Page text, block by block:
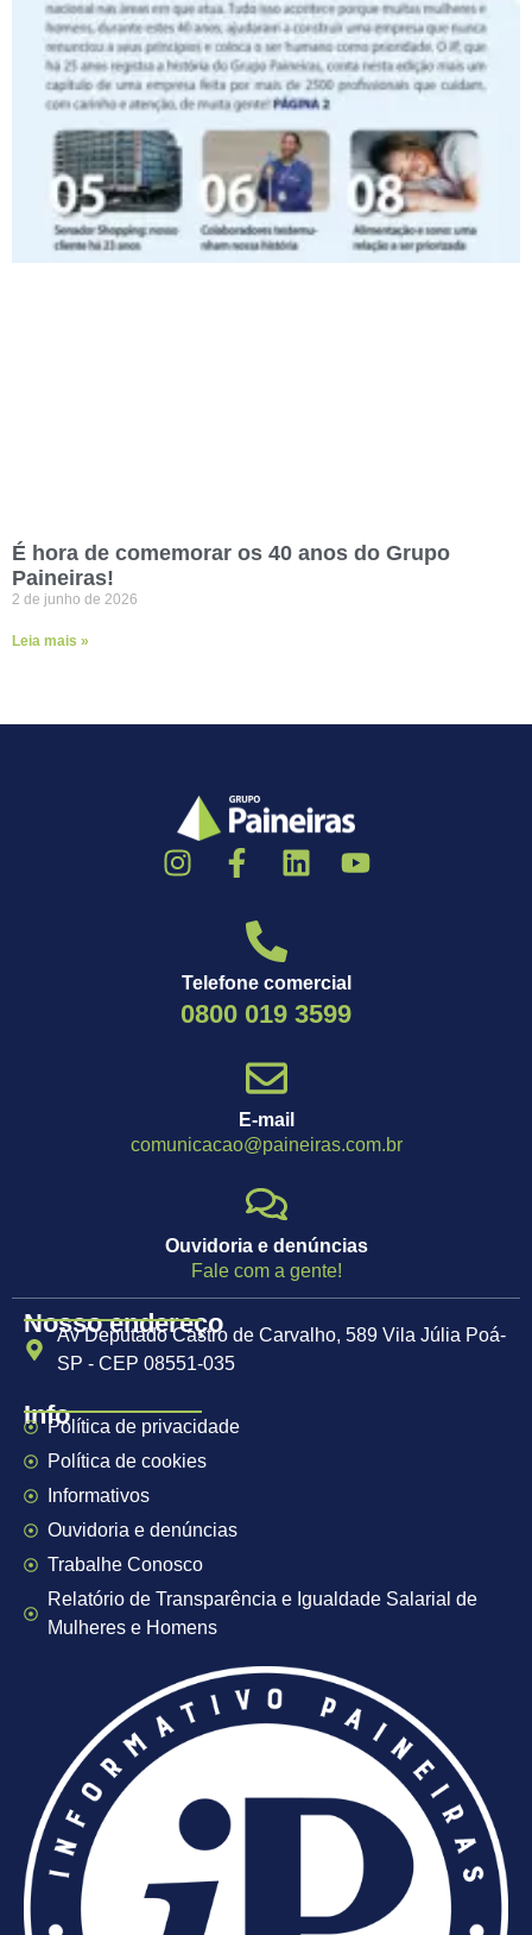
É hora de comemorar os 40 anos do Grupo
Paineiras!
2 de junho de 2026
Leia mais »
Telefone comercial
0800 019 3599
E-mail
comunicacao@paineiras.com.br
Ouvidoria e denúncias
Fale com a gente!
Nosso endereço
Av Deputado Castro de Carvalho, 589 Vila Júlia Poá-
SP - CEP 08551-035
InfoPolítica de privacidade
Política de cookies
Informativos
Ouvidoria e denúncias
Trabalhe Conosco
Relatório de Transparência e Igualdade Salarial de
Mulheres e Homens